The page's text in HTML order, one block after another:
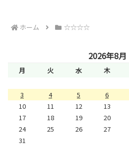
ホーム ☆☆☆☆
2026年8月
月 火 水 木
3
4 5 6
10
11 12 13
17
18 19 20
24
25 26 27
31